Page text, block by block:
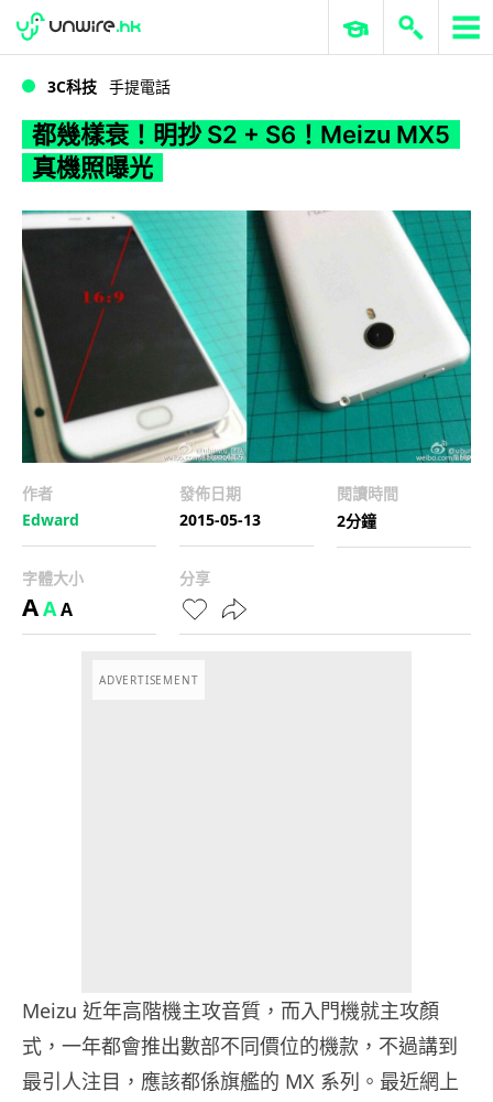
WWDC 2026 ERP 與商業 AI
3C科技 手提電話
都幾樣衰！明抄 S2 + S6！Meizu MX5
真機照曝光
作者
Edward
發佈日期
2015-05-13
閱讀時間
2分鐘
字體大小
AAA
分享
ADVERTISEMENT
Meizu 近年高階機主攻音質，而入門機就主攻顏
式，一年都會推出數部不同價位的機款，不過講到
最引人注目，應該都係旗艦的 MX 系列。最近網上